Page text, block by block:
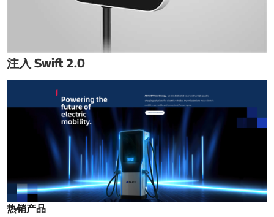
注入 Swift 2.0
热销产品